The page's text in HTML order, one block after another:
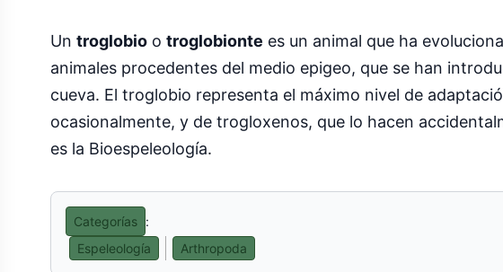
Un troglobio o troglobionte es un animal que ha
animales procedentes del medio epigeo, que se han
cueva. El troglobio representa el máximo nivel de
ocasionalmente, y de trogloxenos, que lo hacen
es la Bioespeleología.
Categorías :
Espeleología
Arthropoda